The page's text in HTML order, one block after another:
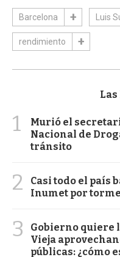
Barcelona Luis
rendimiento
Las
1
Murió el
Nacional de
tránsito
2
Casi todo el país
Inumet por
3
Gobierno quiere
Vieja
públicas: ¿cómo